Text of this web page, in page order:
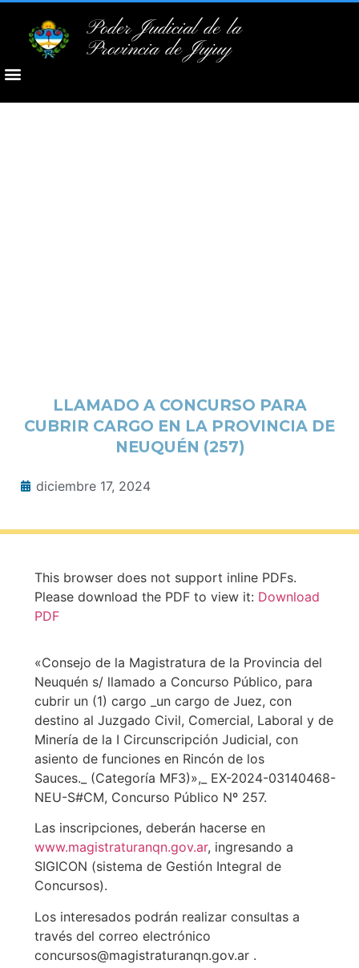
Poder Judicial de la
Provincia de Jujuy
LLAMADO A CONCURSO PARA
CUBRIR CARGO EN LA PROVINCIA DE
NEUQUÉN (257)
diciembre 17, 2024
This browser does not support inline PDFs.
Please download the PDF to view it: Download
PDF
«Consejo de la Magistratura de la Provincia del
Neuquén s/ llamado a Concurso Público, para
cubrir un (1) cargo _un cargo de Juez, con
destino al Juzgado Civil, Comercial, Laboral y de
Minería de la I Circunscripción Judicial, con
asiento de funciones en Rincón de los
Sauces._ (Categoría MF3)»,_ EX-2024-03140468-
NEU-S#CM, Concurso Público Nº 257.
Las inscripciones, deberán hacerse en
www.magistraturanqn.gov.ar, ingresando a
SIGICON (sistema de Gestión Integral de
Concursos).
Los interesados podrán realizar consultas a
través del correo electrónico
concursos@magistraturanqn.gov.ar .